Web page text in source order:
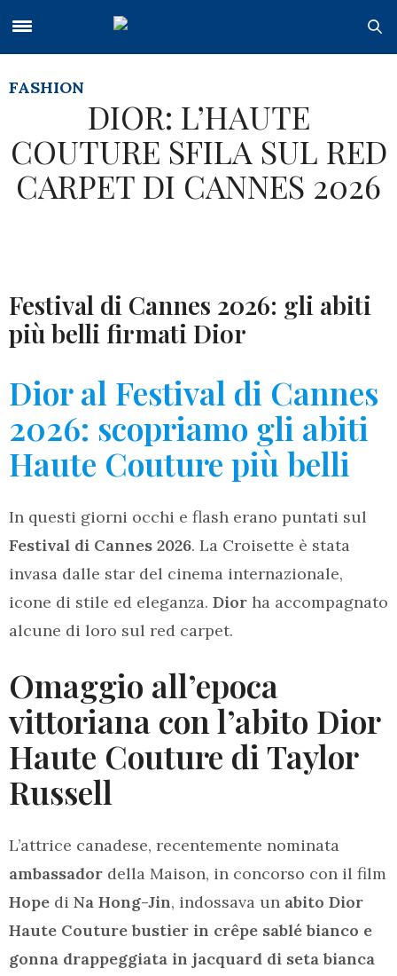
FASHION
DIOR: L’HAUTE
COUTURE SFILA SUL RED
CARPET DI CANNES 2026
Festival di Cannes 2026: gli abiti
più belli firmati Dior
Dior al Festival di Cannes
2026: scopriamo gli abiti
Haute Couture più belli
In questi giorni occhi e flash erano puntati sul
Festival di Cannes 2026. La Croisette è stata
invasa dalle star del cinema internazionale,
icone di stile ed eleganza. Dior ha accompagnato
alcune di loro sul red carpet.
Omaggio all’epoca
vittoriana con l’abito Dior
Haute Couture di Taylor
Russell
L’attrice canadese, recentemente nominata
ambassador della Maison, in concorso con il film
Hope di Na Hong-Jin, indossava un abito Dior
Haute Couture bustier in crêpe sablé bianco e
gonna drappeggiata in jacquard di seta bianca